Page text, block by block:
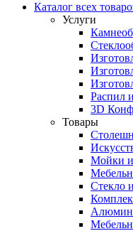
Каталог всех
Услуги
Распил
3D
Товары
Мойки и
Стекло